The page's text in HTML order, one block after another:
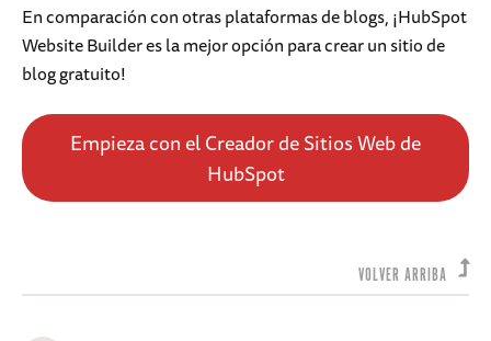
En comparación con otras plataformas de blogs, ¡HubSpot
Website Builder es la mejor opción para crear un sitio de
blog gratuito!
Empieza con el Creador de Sitios Web de
HubSpot
VOLVER ARRIBA